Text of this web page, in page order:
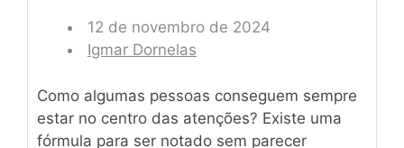
12 de novembro de 2024
Igmar Dornelas
Como algumas pessoas conseguem sempre
estar no centro das atenções? Existe uma
fórmula para ser notado sem parecer